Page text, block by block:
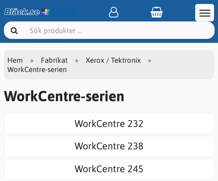
Hem Fabrikat
Xerox / Tektronix
WorkCentre-serien
WorkCentre-serien
WorkCentre 232
WorkCentre 238
WorkCentre 245